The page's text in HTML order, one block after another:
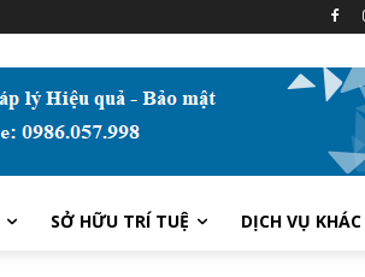
SỞ HỮU TRÍ TUỆ DỊCH VỤ KHÁC